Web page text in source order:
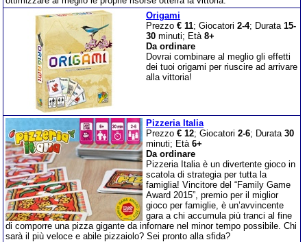
Origami
Prezzo € 11; Giocatori 2-4; Durata 15-
30 minuti; Età 8+
Da ordinare
Dovrai combinare al meglio gli effetti
dei tuoi origami per riuscire ad arrivare
alla vittoria!
Pizzeria Italia
Prezzo € 12; Giocatori 2-6; Durata 30
minuti; Età 6+
Da ordinare
Pizzeria Italia è un divertente gioco in
scatola di strategia per tutta la
famiglia! Vincitore del “Family Game
Award 2015”, premio per il miglior
gioco per famiglie, è un’avvincente
gara a chi accumula più tranci al fine
di comporre una pizza gigante da infornare nel minor tempo possibile. Chi
sarà il più veloce e abile pizzaiolo? Sei pronto alla sfida?